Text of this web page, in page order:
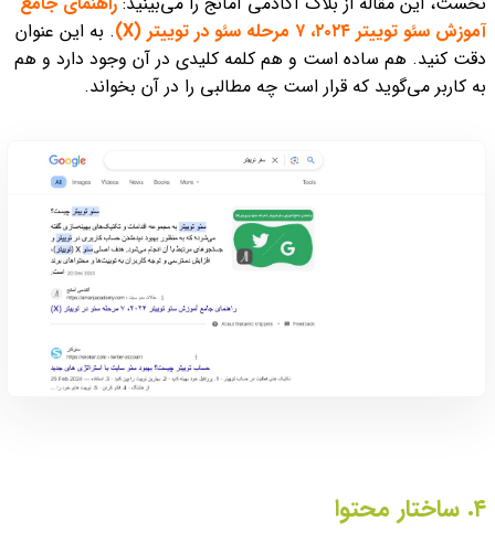
آموزش سئو توییتر ۲۰۲۴، ۷ مرحله سئو در توییتر (X)
. به این عنوان
دقت کنید. هم ساده است و هم کلمه کلیدی در آن وجود دارد و هم
به کاربر می‌گوید که قرار است چه مطالبی را در آن بخواند.
۴. ساختار محتوا